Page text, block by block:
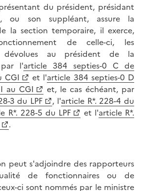
du président, présidant
ou son suppléant, assure la
la section temporaire, il exerce,
de celle-ci, les
dévolues au président de la
par l'article 384 septies-0 C de
CGI
et l'article 384 septies-0 D
au CGI
et, le cas échéant, par
3 du LPF , l'article R*. 228-4 du
R*. 228-5 du LPF et l'article R*.
.
peut s'adjoindre des rapporteurs
de fonctionnaires ou de
ci sont nommés par le ministre